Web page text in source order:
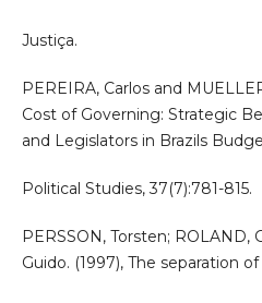
Justiça.
PEREIRA, Carlos and
Cost of Governing: Strategic
and Legislators in Brazils
Political Studies, 37(7):781-815.
PERSSON, Torsten; ROLAND,
Guido. (1997), The separation of